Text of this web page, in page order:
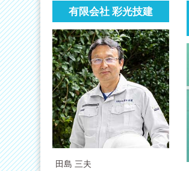
有限会社 彩光技建
田島 三夫